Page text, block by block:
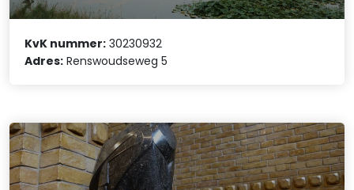
KvK nummer: 30230932
Adres: Renswoudseweg 5